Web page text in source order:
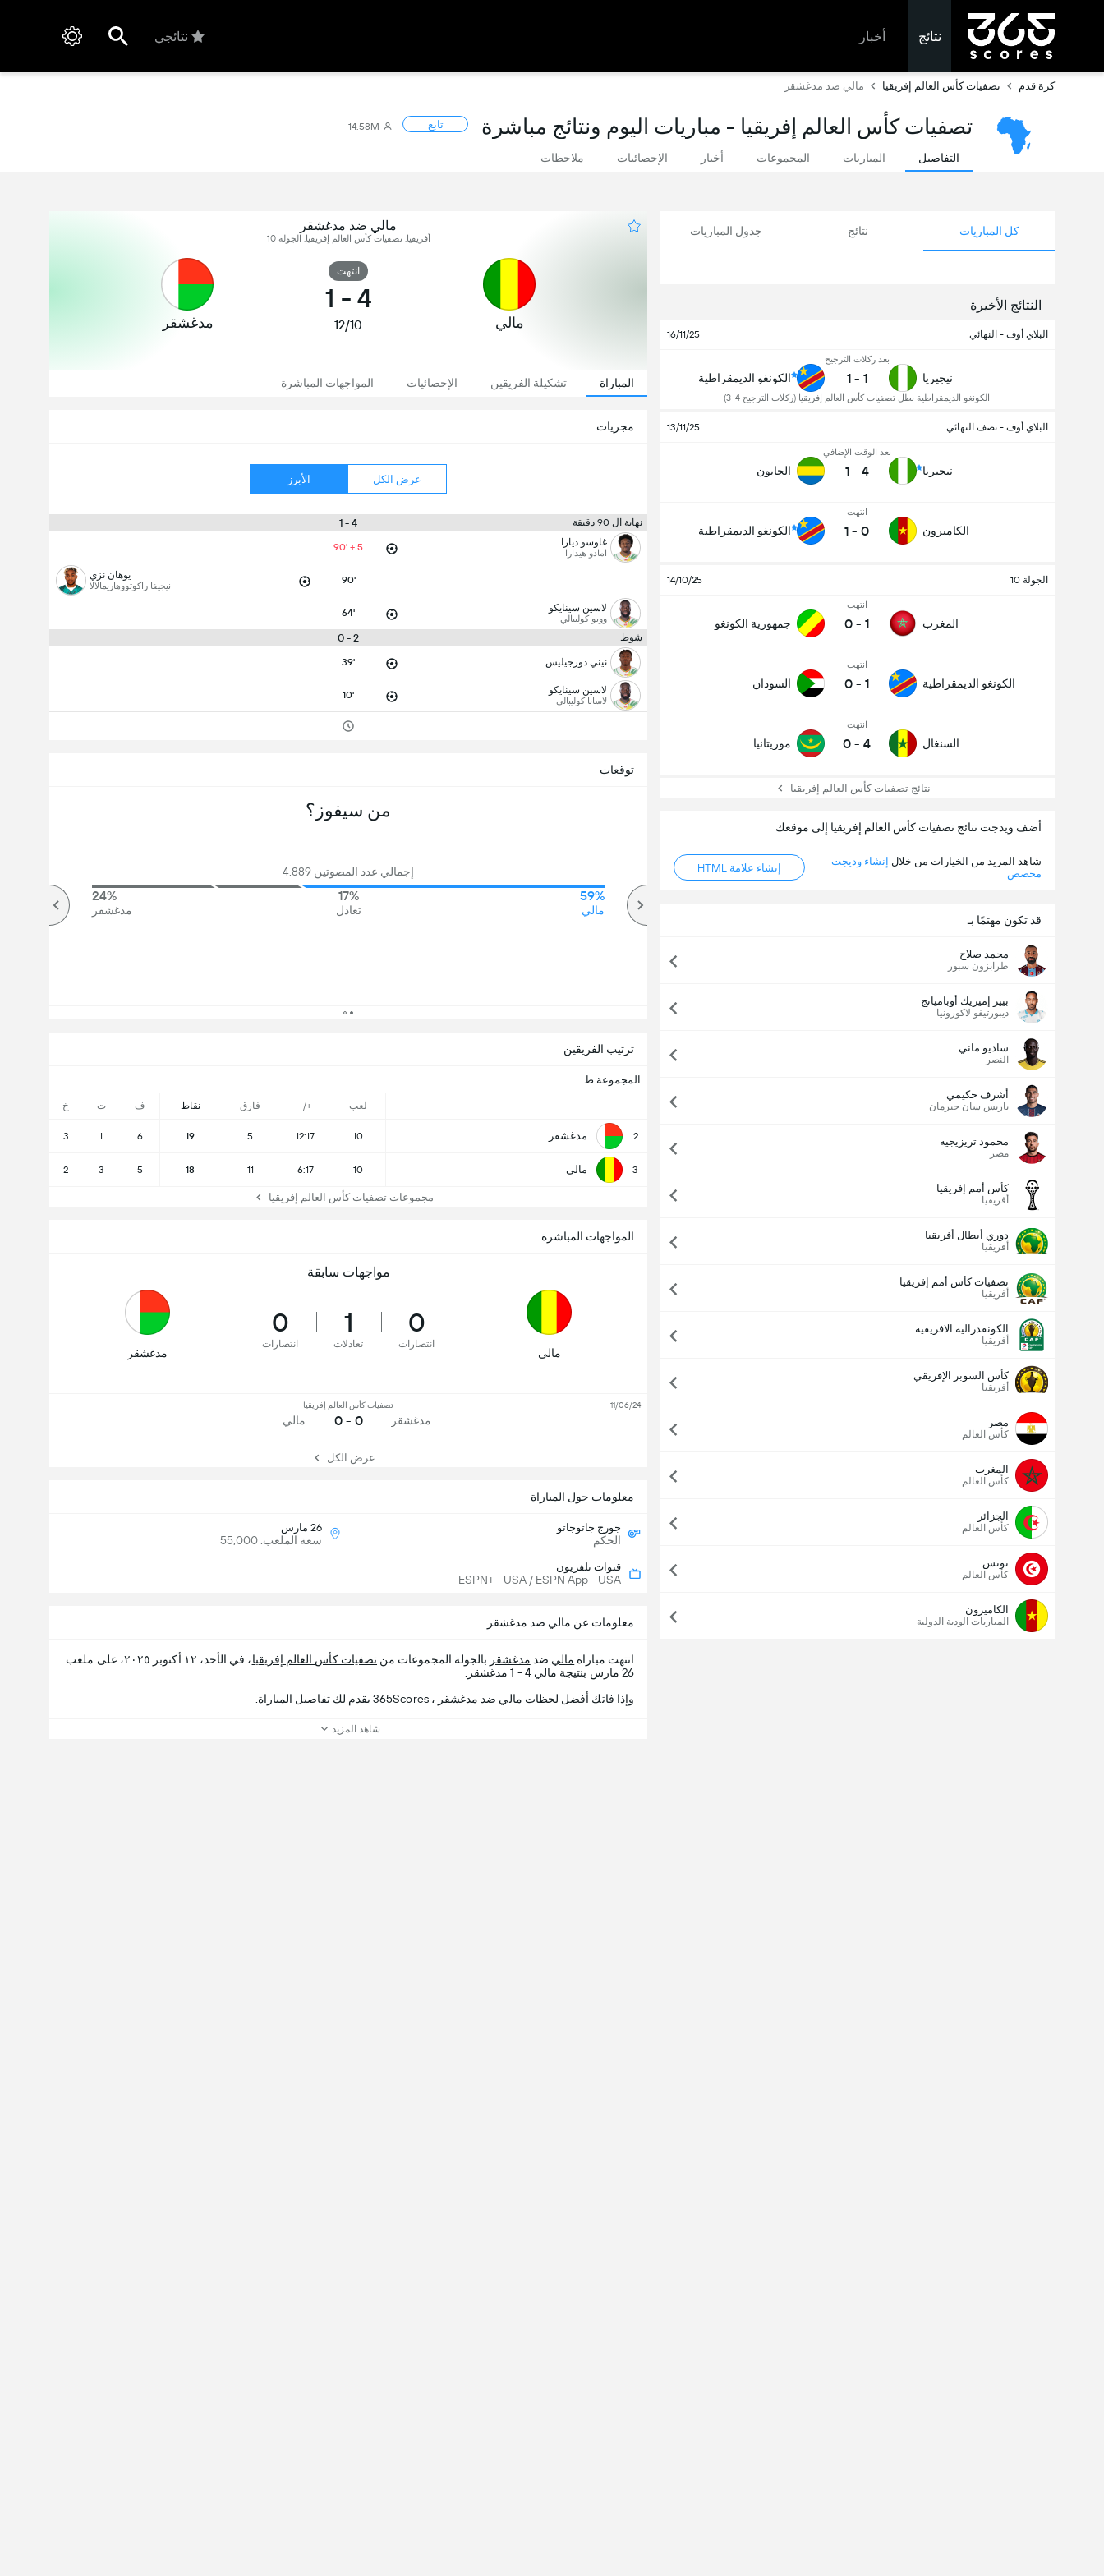
نتائج أخبار نتائجي
كرة قدم تصفيات كأس العالم إفريقيا مالي ضد مدغشقر
تصفيات كأس العالم إفريقيا - مباريات اليوم ونتائج مباشرة تابع 14.58M
التفاصيل المباريات المجموعات أخبار الإحصائيات ملاحظات
كل المباريات نتائج جدول المباريات
النتائج الأخيرة
البلاي أوف - النهائي 16/11/25
نيجيريا
بعد ركلات الترجيح
1
-
1
الكونغو الديمقراطية بطل تصفيات كأس العالم إفريقيا (ركلات الترجيح 4-3)
الكونغو الديمقراطية
البلاي أوف - نصف النهائي 13/11/25
نيجيريا
بعد الوقت الإضافي
4
-
1 الجابون
الكاميرون
انتهت
0
-
1 الكونغو الديمقراطية
الجولة 10 14/10/25
المغرب
انتهت
1
-
0 جمهورية الكونغو
الكونغو الديمقراطية
انتهت
1
-
0 السودان
السنغال
انتهت
4
-
0 موريتانيا
نتائج تصفيات كأس العالم إفريقيا
أضف ويدجت نتائج تصفيات كأس العالم إفريقيا إلى موقعك
شاهد المزيد من الخيارات من خلال إنشاء وديجت
مخصص
إنشاء علامة HTML
قد تكون مهتمًا بـ
محمد صلاح
طرابزون سبور
بيير إميريك أوباميانج
ديبورتيفو لاكورونيا
ساديو ماني
النصر
أشرف حكيمي
باريس سان جيرمان
محمود تريزيجيه
مصر
كأس أمم إفريقيا
أفريقيا
دوري أبطال أفريقيا
أفريقيا
تصفيات كأس أمم إفريقيا
أفريقيا
الكونفدرالية الافريقية
أفريقيا
كأس السوبر الإفريقي
أفريقيا
مصر
كأس العالم
المغرب
كأس العالم
الجزائر
كأس العالم
تونس
كأس العالم
الكاميرون
المباريات الودية الدولية
مالي ضد مدغشقر
أفريقيا, تصفيات كأس العالم إفريقيا, الجولة 10
مالي
انتهت
4
-
1
12/10 مدغشقر
المباراة تشكيلة الفريقين الإحصائيات المواجهات المباشرة
مجريات
عرض الكل الأبرز
نهاية ال 90 دقيقة 4 - 1
غاوسو ديارا
امادو هيدارا 90' + 5
90' يوهان نزي
نيجيفا راكوتووهاريمالالا
لاسين سينايكو
وويو كوليبالي 64'
شوط 2 - 0
نيني دورجيليس 39'
لاسين سينايكو
لاسانا كوليبالي 10'
معلومات حول المباراة
جورج جاتوجاتو
الحكم
26 مارس
سعة الملعب: 55,000
قنوات تلفزيون
ESPN+ - USA / ESPN App - USA
ترتيب الفريقين
المجموعة ط
لعب +/- فارق نقاط ف ت خ
2 مدغشقر 10
12:17
5
19
6
1
3
3 مالي 10
6:17
11
18
5
3
2
مجموعات تصفيات كأس العالم إفريقيا
توقعات
من سيفوز؟
إجمالي عدد المصوتين 4,889
59%
مالي
17%
تعادل
24%
مدغشقر
المواجهات المباشرة
مواجهات سابقة
مالي
0
انتصارات
1
تعادلات
0
انتصارات
مدغشقر
مدغشقر
تصفيات كأس العالم إفريقيا
0 - 0 مالي
11/06/24
عرض الكل
معلومات عن مالي ضد مدغشقر
انتهت مباراة مالي ضد مدغشقر بالجولة المجموعات من تصفيات كأس العالم إفريقيا
، في الأحد، ١٢ أكتوبر ٢٠٢٥، على ملعب
26 مارس بنتيجة مالي 4 - 1 مدغشقر.
وإذا فاتك أفضل لحظات مالي ضد مدغشقر ، 365Scores يقدم لك تفاصيل المباراة.
شاهد المزيد